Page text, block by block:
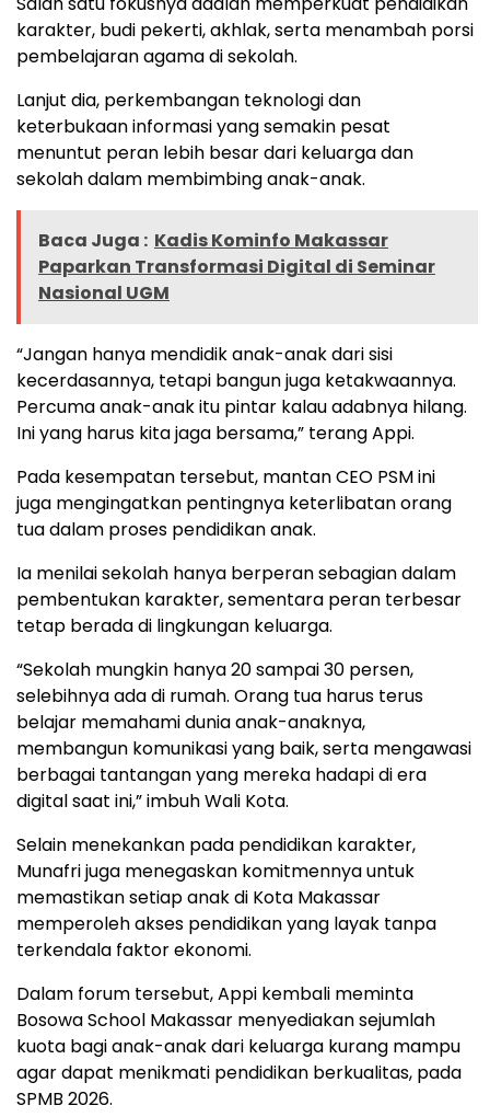
karakter, budi pekerti, akhlak, serta menambah porsi
pembelajaran agama di sekolah.
Lanjut dia, perkembangan teknologi dan
keterbukaan informasi yang semakin pesat
menuntut peran lebih besar dari keluarga dan
sekolah dalam membimbing anak-anak.
Baca Juga : Kadis Kominfo Makassar
Paparkan Transformasi Digital di Seminar
Nasional UGM
“Jangan hanya mendidik anak-anak dari sisi
kecerdasannya, tetapi bangun juga ketakwaannya.
Percuma anak-anak itu pintar kalau adabnya hilang.
Ini yang harus kita jaga bersama,” terang Appi.
Pada kesempatan tersebut, mantan CEO PSM ini
juga mengingatkan pentingnya keterlibatan orang
tua dalam proses pendidikan anak.
Ia menilai sekolah hanya berperan sebagian dalam
pembentukan karakter, sementara peran terbesar
tetap berada di lingkungan keluarga.
“Sekolah mungkin hanya 20 sampai 30 persen,
selebihnya ada di rumah. Orang tua harus terus
belajar memahami dunia anak-anaknya,
membangun komunikasi yang baik, serta mengawasi
berbagai tantangan yang mereka hadapi di era
digital saat ini,” imbuh Wali Kota.
Selain menekankan pada pendidikan karakter,
Munafri juga menegaskan komitmennya untuk
memastikan setiap anak di Kota Makassar
memperoleh akses pendidikan yang layak tanpa
terkendala faktor ekonomi.
Dalam forum tersebut, Appi kembali meminta
Bosowa School Makassar menyediakan sejumlah
kuota bagi anak-anak dari keluarga kurang mampu
agar dapat menikmati pendidikan berkualitas, pada
SPMB 2026.